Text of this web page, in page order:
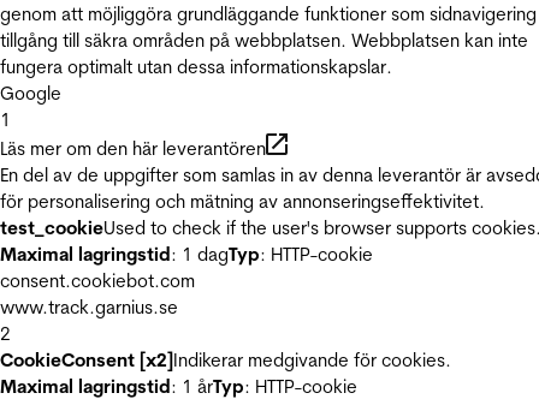
genom att möjliggöra grundläggande funktioner som
tillgång till säkra områden på webbplatsen. Webbplatsen kan inte
fungera optimalt utan dessa informationskapslar.
Google
1
Läs mer om den här leverantören
En del av de uppgifter som samlas in av denna leverantör är
för personalisering och mätning av annonseringseffektivitet.
test_cookieUsed to check if the user's browser supports
Maximal lagringstid: 1 dagTyp: HTTP-cookie
consent.cookiebot.com
www.track.garnius.se
2
CookieConsent [x2]Indikerar medgivande för cookies.
Maximal lagringstid: 1 årTyp: HTTP-cookie